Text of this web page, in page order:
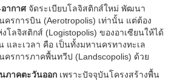
ากาศจัดระเบียบโลจิสติกส์ใหม่ พัฒนา
ครการบิน (Aerotropolis) เท่านั้น แต่ต้อง
โลจิสติกส์ (Logistopolis) ของอาเซียนให้ได้
และเวลา คือ เป็นทั้งมหานครทางทะเล
ครการภาคพื้นทวีป (Landscopolis) ด้วย
ภาคตะวันออก เพราะปัจจุบันโครงสร้างพื้น